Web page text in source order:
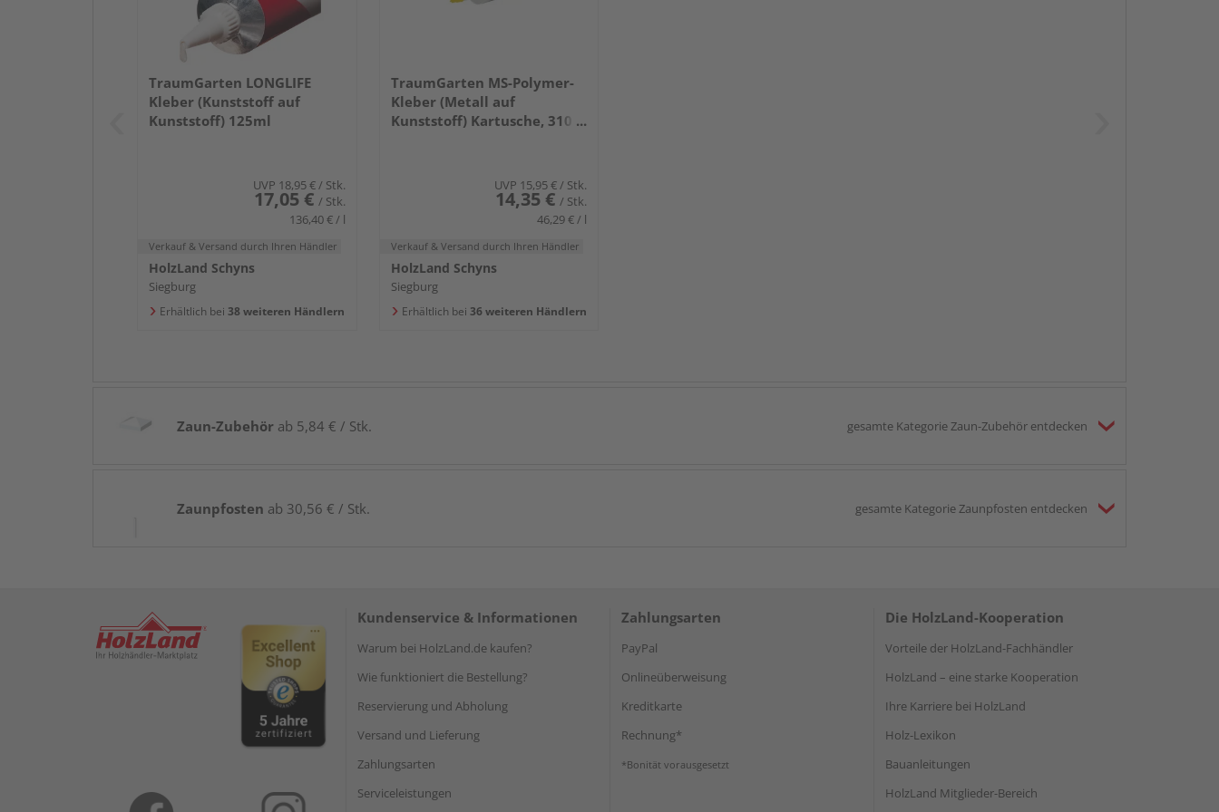
TraumGarten LONGLIFE
Kleber (Kunststoff auf
Kunststoff) 125ml
UVP 18,95 € / Stk.
17,05 € / Stk.
136,40 € / l
Verkauf & Versand durch Ihren Händler
HolzLand Schyns
Siegburg
Erhältlich bei 38 weiteren Händlern
TraumGarten MS-Polymer-
Kleber (Metall auf
Kunststoff) Kartusche, 310
UVP 15,95 € / Stk.
14,35 € / Stk.
46,29 € / l
Verkauf & Versand durch Ihren Händler
HolzLand Schyns
Siegburg
Erhältlich bei 36 weiteren Händlern
Zaun-Zubehör ab 5,84 € / Stk. gesamte Kategorie Zaun-Zubehör entdecken
Zaunpfosten ab 30,56 € / Stk. gesamte Kategorie Zaunpfosten entdecken
Kundenservice & Informationen
Warum bei HolzLand.de kaufen?
Wie funktioniert die Bestellung?
Reservierung und Abholung
Versand und Lieferung
Zahlungsarten
Serviceleistungen
Zahlungsarten
PayPal
Onlineüberweisung
Kreditkarte
Rechnung*
*Bonität vorausgesetzt
Die HolzLand-Kooperation
Vorteile der HolzLand-Fachhändler
HolzLand – eine starke Kooperation
Ihre Karriere bei HolzLand
Holz-Lexikon
Bauanleitungen
HolzLand Mitglieder-Bereich